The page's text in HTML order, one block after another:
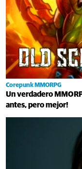
Corepunk MMORPG
Un verdadero
antes, pero mejor!